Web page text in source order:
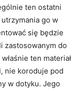
ten ostatni
go w
się będzie
zastosowanym do
ten materiał
nie koroduje pod
w dotyku. Jego